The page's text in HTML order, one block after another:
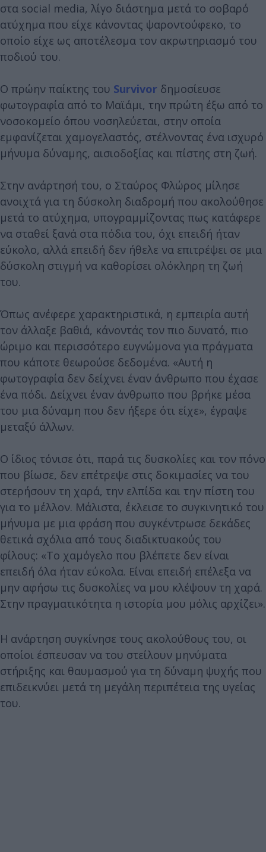
στα social media, λίγο διάστημα μετά το σοβαρό
ατύχημα που είχε κάνοντας ψαροντούφεκο, το
οποίο είχε ως αποτέλεσμα τον ακρωτηριασμό του
ποδιού του.
Ο πρώην παίκτης του Survivor δημοσίευσε
φωτογραφία από το Μαϊάμι, την πρώτη έξω από το
νοσοκομείο όπου νοσηλεύεται, στην οποία
εμφανίζεται χαμογελαστός, στέλνοντας ένα ισχυρό
μήνυμα δύναμης, αισιοδοξίας και πίστης στη ζωή.
Στην ανάρτησή του, ο Σταύρος Φλώρος μίλησε
ανοιχτά για τη δύσκολη διαδρομή που ακολούθησε
μετά το ατύχημα, υπογραμμίζοντας πως κατάφερε
να σταθεί ξανά στα πόδια του, όχι επειδή ήταν
εύκολο, αλλά επειδή δεν ήθελε να επιτρέψει σε μια
δύσκολη στιγμή να καθορίσει ολόκληρη τη ζωή
του.
Όπως ανέφερε χαρακτηριστικά, η εμπειρία αυτή
τον άλλαξε βαθιά, κάνοντάς τον πιο δυνατό, πιο
ώριμο και περισσότερο ευγνώμονα για πράγματα
που κάποτε θεωρούσε δεδομένα. «Αυτή η
φωτογραφία δεν δείχνει έναν άνθρωπο που έχασε
ένα πόδι. Δείχνει έναν άνθρωπο που βρήκε μέσα
του μια δύναμη που δεν ήξερε ότι είχε», έγραψε
μεταξύ άλλων.
Ο ίδιος τόνισε ότι, παρά τις δυσκολίες και τον πόνο
που βίωσε, δεν επέτρεψε στις δοκιμασίες να του
στερήσουν τη χαρά, την ελπίδα και την πίστη του
για το μέλλον. Μάλιστα, έκλεισε το συγκινητικό του
μήνυμα με μια φράση που συγκέντρωσε δεκάδες
θετικά σχόλια από τους διαδικτυακούς του
φίλους: «Το χαμόγελο που βλέπετε δεν είναι
επειδή όλα ήταν εύκολα. Είναι επειδή επέλεξα να
μην αφήσω τις δυσκολίες να μου κλέψουν τη χαρά.
Στην πραγματικότητα η ιστορία μου μόλις αρχίζει».
Η ανάρτηση συγκίνησε τους ακολούθους του, οι
οποίοι έσπευσαν να του στείλουν μηνύματα
στήριξης και θαυμασμού για τη δύναμη ψυχής που
επιδεικνύει μετά τη μεγάλη περιπέτεια της υγείας
του.